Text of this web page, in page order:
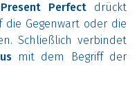
Present Perfectdrückt
die Gegenwart oder die
Schließlich verbindet
mit dem Begriff der